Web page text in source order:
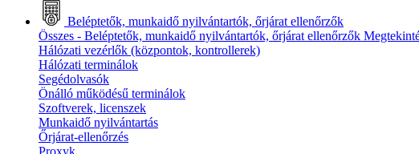
Beléptetők, munkaidő nyilvántartók, őrjárat ellenőrzők
Összes - Beléptetők, munkaidő nyilvántartók, őrjárat ellenőrzők
Hálózati vezérlők (központok, kontrollerek)
Hálózati terminálok
Segédolvasók
Önálló működésű terminálok
Szoftverek, licenszek
Munkaidő nyilvántartás
Őrjárat-ellenőrzés
Proxyk